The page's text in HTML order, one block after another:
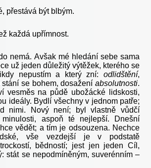
přestává být blbým.
každá upřímnost.
nemá. Avšak mé hledání sebe sama
už jeden důležitý výtěžek, kterého se
nepustím a který zní: odlidštění,
se bohem, dosažení absolutnosti.
vesměs na půdě ubožácké lidskosti,
ideály. Bydlí všechny v jednom patře;
nimi. Nový není; byl vlastně vůdčí
minulosti, aspoň té nejlepší. Dnešní
vědět; a tím je odsouzena. Nechce
vše vezdejší je v podstatě
bědností; jest jen jeden Cíl,
stát se nepodmíněným, suverénním –